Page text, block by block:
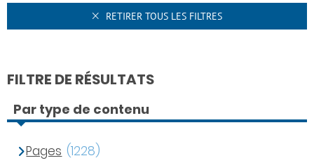
RETIRER TOUS LES FILTRES
FILTRE DE RÉSULTATS
Par type de contenu
Pages (1228)